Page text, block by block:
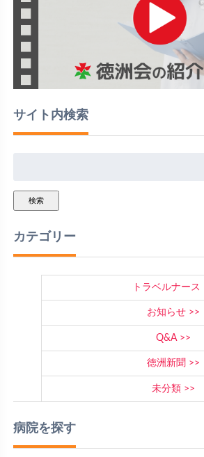
サイト内検索
検索
カテゴリー
トラベルナース
お知らせ
Q&A
徳洲新聞
未分類
病院を探す